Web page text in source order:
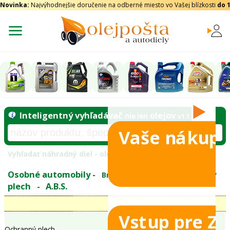
Novinka: Najvýhodnejšie doručenie na odberné miesto vo Vašej blízkosti do
Inteligentný vyhľadávač
Vyhľadať náhradný diel - olejový filter -
Vaše nákupy
Vstup pre